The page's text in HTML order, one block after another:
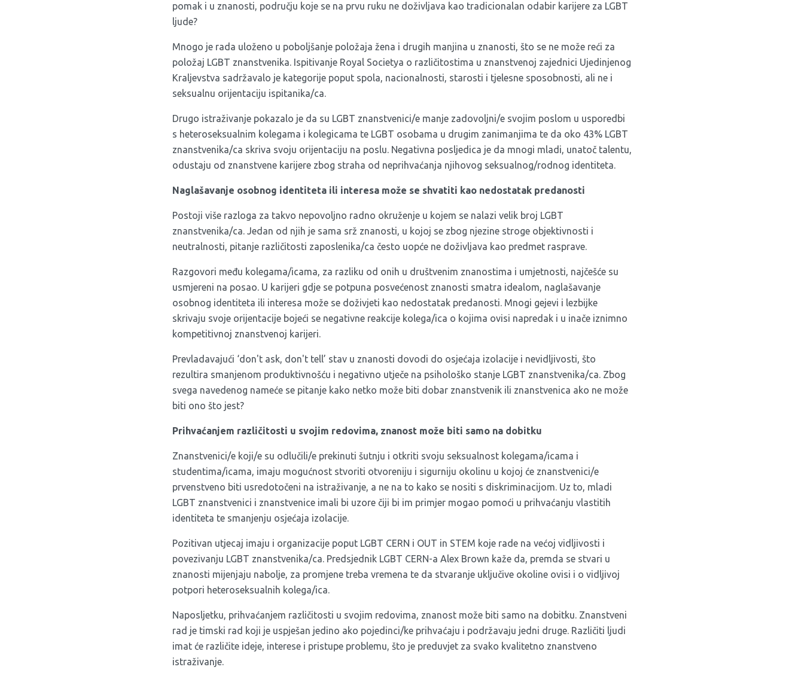
pomak i u znanosti, području koje se na prvu ruku ne doživljava kao tradicionalan odabir karijere za LGBT
ljude?
Mnogo je rada uloženo u poboljšanje položaja žena i drugih manjina u znanosti, što se ne može reći za
položaj LGBT znanstvenika. Ispitivanje Royal Societya o različitostima u znanstvenoj zajednici Ujedinjenog
Kraljevstva sadržavalo je kategorije poput spola, nacionalnosti, starosti i tjelesne sposobnosti, ali ne i
seksualnu orijentaciju ispitanika/ca.
Drugo istraživanje pokazalo je da su LGBT znanstvenici/e manje zadovoljni/e svojim poslom u usporedbi
s heteroseksualnim kolegama i kolegicama te LGBT osobama u drugim zanimanjima te da oko 43% LGBT
znanstvenika/ca skriva svoju orijentaciju na poslu. Negativna posljedica je da mnogi mladi, unatoč talentu,
odustaju od znanstvene karijere zbog straha od neprihvaćanja njihovog seksualnog/rodnog identiteta.
Naglašavanje osobnog identiteta ili interesa može se shvatiti kao nedostatak predanosti
Postoji više razloga za takvo nepovoljno radno okruženje u kojem se nalazi velik broj LGBT
znanstvenika/ca. Jedan od njih je sama srž znanosti, u kojoj se zbog njezine stroge objektivnosti i
neutralnosti, pitanje različitosti zaposlenika/ca često uopće ne doživljava kao predmet rasprave.
Razgovori među kolegama/icama, za razliku od onih u društvenim znanostima i umjetnosti, najčešće su
usmjereni na posao. U karijeri gdje se potpuna posvećenost znanosti smatra idealom, naglašavanje
osobnog identiteta ili interesa može se doživjeti kao nedostatak predanosti. Mnogi gejevi i lezbijke
skrivaju svoje orijentacije bojeći se negativne reakcije kolega/ica o kojima ovisi napredak i u inače iznimno
kompetitivnoj znanstvenoj karijeri.
Prevladavajući ‘don't ask, don't tell’ stav u znanosti dovodi do osjećaja izolacije i nevidljivosti, što
rezultira smanjenom produktivnošću i negativno utječe na psihološko stanje LGBT znanstvenika/ca. Zbog
svega navedenog nameće se pitanje kako netko može biti dobar znanstvenik ili znanstvenica ako ne može
biti ono što jest?
Prihvaćanjem različitosti u svojim redovima, znanost može biti samo na dobitku
Znanstvenici/e koji/e su odlučili/e prekinuti šutnju i otkriti svoju seksualnost kolegama/icama i
studentima/icama, imaju mogućnost stvoriti otvoreniju i sigurniju okolinu u kojoj će znanstvenici/e
prvenstveno biti usredotočeni na istraživanje, a ne na to kako se nositi s diskriminacijom. Uz to, mladi
LGBT znanstvenici i znanstvenice imali bi uzore čiji bi im primjer mogao pomoći u prihvaćanju vlastitih
identiteta te smanjenju osjećaja izolacije.
Pozitivan utjecaj imaju i organizacije poput LGBT CERN i OUT in STEM koje rade na većoj vidljivosti i
povezivanju LGBT znanstvenika/ca. Predsjednik LGBT CERN-a Alex Brown kaže da, premda se stvari u
znanosti mijenjaju nabolje, za promjene treba vremena te da stvaranje uključive okoline ovisi i o vidljivoj
potpori heteroseksualnih kolega/ica.
Naposljetku, prihvaćanjem različitosti u svojim redovima, znanost može biti samo na dobitku. Znanstveni
rad je timski rad koji je uspješan jedino ako pojedinci/ke prihvaćaju i podržavaju jedni druge. Različiti ljudi
imat će različite ideje, interese i pristupe problemu, što je preduvjet za svako kvalitetno znanstveno
istraživanje.